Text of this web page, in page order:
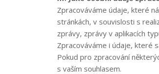
Zpracováváme údaje, které
stránkách, v souvislosti s
zprávy, zprávy v aplikacích
Zpracováváme i údaje, které
Pokud pro zpracování
s vaším souhlasem.